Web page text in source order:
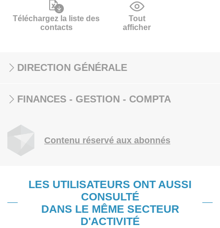
Téléchargez la liste des
contacts
Tout
afficher
DIRECTION GÉNÉRALE
FINANCES - GESTION - COMPTA
Contenu réservé aux abonnés
LES UTILISATEURS ONT AUSSI
CONSULTÉ
DANS LE MÊME SECTEUR
D'ACTIVITÉ